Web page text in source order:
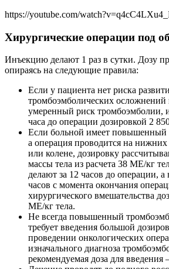
https://youtube.com/
Хирургические операции под
Инъекцию делают 1 раз в сутки. Дозу
опираясь на следующие правила:
Если у пациента нет риска
тромбоэмболических осложнений
умеренный риск тромбоэмболии,
часа до операции дозировкой 2
Если больной имеет повышенный
а операция проводится на нижних
или колене, дозировку
массы тела из расчета 38 МЕ/кг
делают за 12 часов до операции, а
часов с момента окончания
хирургического вмешательства
МЕ/кг тела.
Не всегда повышенный
требует введения большой
проведении онкологических
изначального диагноза
рекомендуемая доза для